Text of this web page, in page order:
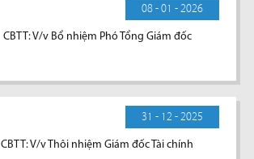
08 - 01 - 2026
CBTT: V/v Bổ nhiệm Phó Tổng Giám đốc
31 - 12 - 2025
CBTT: V/v Thôi nhiệm Giám đốc Tài chính